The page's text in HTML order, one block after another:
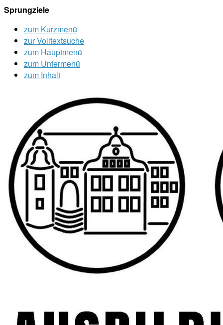
Sprungziele
zum Kurzmenü
zur Volltextsuche
zum Hauptmenü
zum Untermenü
zum Inhalt